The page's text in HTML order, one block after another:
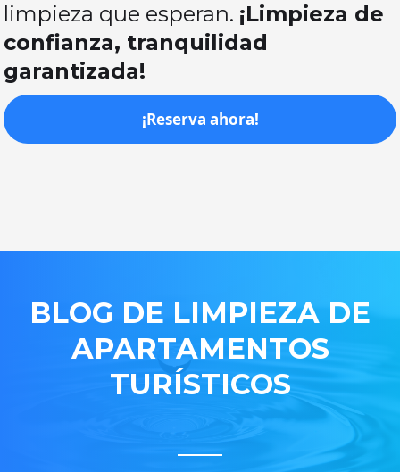
limpieza que esperan. ¡Limpieza de
confianza, tranquilidad
garantizada!
¡Reserva ahora!
BLOG DE LIMPIEZA DE
APARTAMENTOS
TURÍSTICOS